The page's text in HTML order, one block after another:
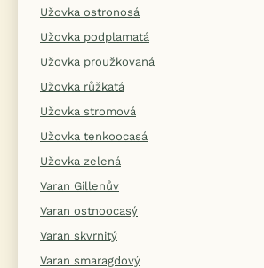
Užovka ostronosá
Užovka podplamatá
Užovka proužkovaná
Užovka růžkatá
Užovka stromová
Užovka tenkoocasá
Užovka zelená
Varan Gillenův
Varan ostnoocasý
Varan skvrnitý
Varan smaragdový